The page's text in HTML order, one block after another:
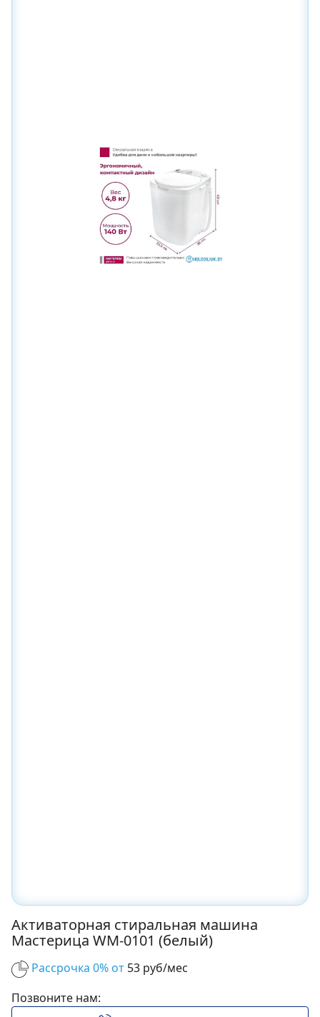
Активаторная стиральная машина
Мастерица WM-0101 (белый)
Рассрочка 0% от 53 руб/мес
Позвоните нам: